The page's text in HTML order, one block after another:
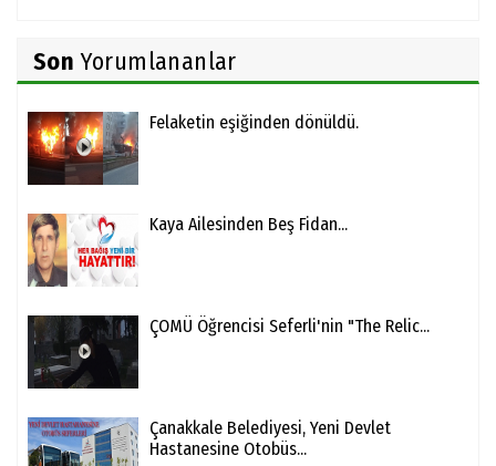
Son Yorumlananlar
Felaketin eşiğinden dönüldü.
Kaya Ailesinden Beş Fidan...
ÇOMÜ Öğrencisi Seferli'nin "The Relic...
Çanakkale Belediyesi, Yeni Devlet
Hastanesine Otobüs...